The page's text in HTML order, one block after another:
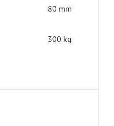
80 mm
300 kg